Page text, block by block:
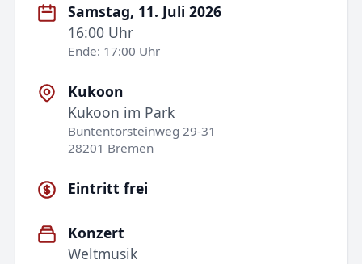
Samstag, 11. Juli 2026
16:00 Uhr
Ende: 17:00 Uhr
Kukoon
Kukoon im Park
Buntentorsteinweg 29-31
28201 Bremen
Eintritt frei
Konzert
Weltmusik